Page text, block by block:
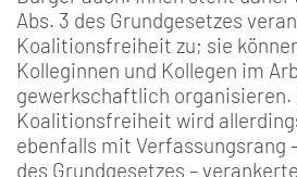
Abs. 3 des Grundgesetzes
Koalitionsfreiheit zu; sie
Kolleginnen und Kollegen im
gewerkschaftlich organisieren.
Koalitionsfreiheit wird
ebenfalls mit Verfassungsrang
des Grundgesetzes –